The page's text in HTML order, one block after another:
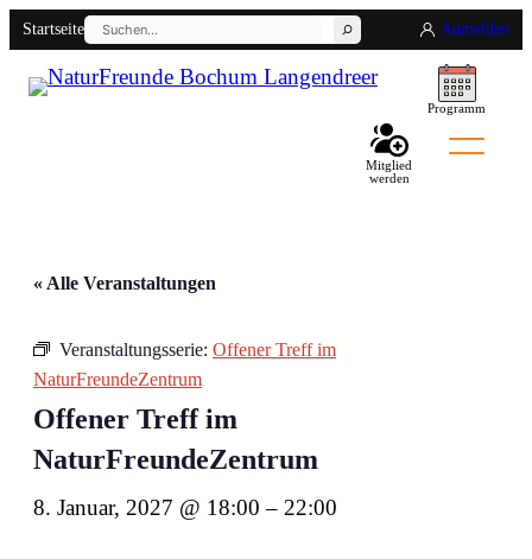
Startseite
Suchen
Anmelden
Programm
Mitglied
werden
« Alle Veranstaltungen
Veranstaltungsserie: Offener Treff im
NaturFreundeZentrum
Offener Treff im
NaturFreundeZentrum
8. Januar, 2027 @ 18:00 – 22:00